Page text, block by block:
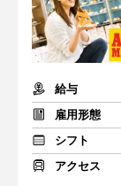
給与
雇用形態
シフト
アクセス